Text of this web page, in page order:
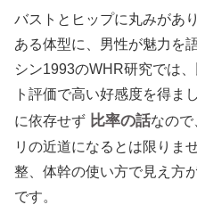
バストとヒップに丸みがあ
ある体型に、男性が魅力を
シン1993のWHR研究では
ト評価で高い好感度を得ま
に依存せず 比率の話なので
リの近道になるとは限りま
整、体幹の使い方で見え方
です。